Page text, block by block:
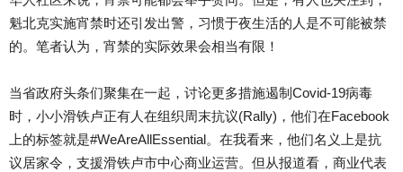
魁北克实施宵禁时还引发出警，习惯于夜生活的人是不可能被禁
的。笔者认为，宵禁的实际效果会相当有限！
当省政府头条们聚集在一起，讨论更多措施遏制Covid-19病毒
时，小小滑铁卢正有人在组织周末抗议(Rally)，他们在Facebook
上的标签就是#WeAreAllEssential。在我看来，他们名义上是抗
议居家令，支援滑铁卢市中心商业运营。但从报道看，商业代表